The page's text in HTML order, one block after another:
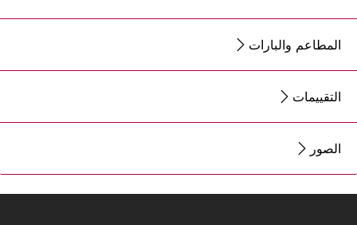
المطاعم والبارات
التقييمات
الصور